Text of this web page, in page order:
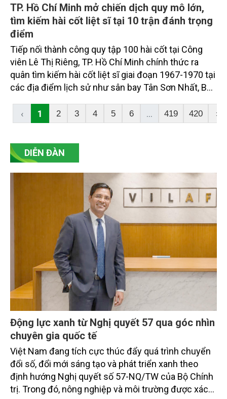
TP. Hồ Chí Minh mở chiến dịch quy mô lớn,
tìm kiếm hài cốt liệt sĩ tại 10 trận đánh trọng
điểm
Tiếp nối thành công quy tập 100 hài cốt tại Công
viên Lê Thị Riêng, TP. Hồ Chí Minh chính thức ra
quân tìm kiếm hài cốt liệt sĩ giai đoạn 1967-1970 tại
các địa điểm lịch sử như sân bay Tân Sơn Nhất, Bàu
gọi thông tin về Bệnh viện K76A để sớm đưa hàng
trăm anh hùng liệt sĩ trở về.
‹ 1 2 3 4 5 6 ... 419 420 ›
DIỄN ĐÀN
Động lực xanh từ Nghị quyết 57 qua góc nhìn
chuyên gia quốc tế
Việt Nam đang tích cực thúc đẩy quá trình chuyển
đổi số, đổi mới sáng tạo và phát triển xanh theo
định hướng Nghị quyết số 57-NQ/TW của Bộ Chính
trị. Trong đó, nông nghiệp và môi trường được xác